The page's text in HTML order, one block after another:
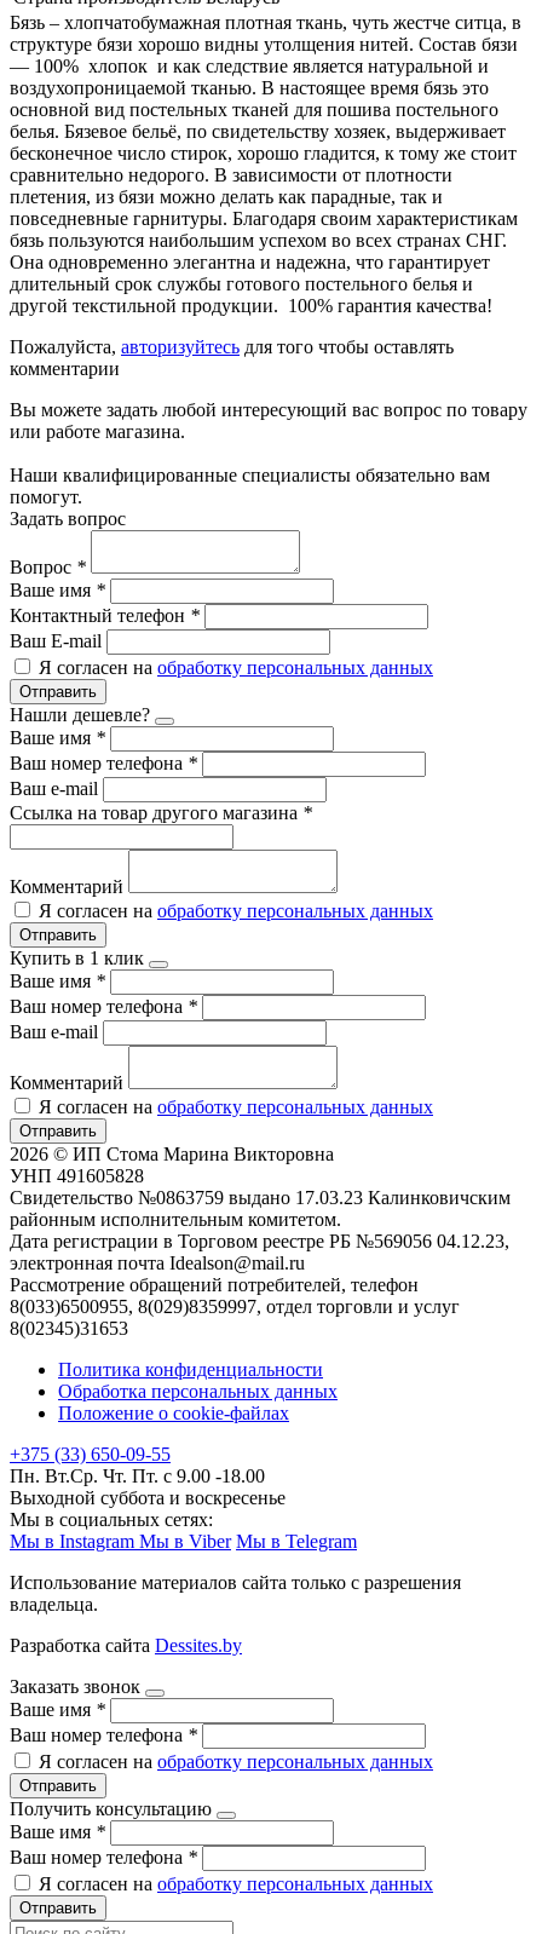
Бязь – хлопчатобумажная плотная ткань, чуть жестче ситца, в
структуре бязи хорошо видны утолщения нитей. Состав бязи
― 100% хлопок и как следствие является натуральной и
воздухопроницаемой тканью. В настоящее время бязь это
основной вид постельных тканей для пошива постельного
белья. Бязевое бельё, по свидетельству хозяек, выдерживает
бесконечное число стирок, хорошо гладится, к тому же стоит
сравнительно недорого. В зависимости от плотности
плетения, из бязи можно делать как парадные, так и
повседневные гарнитуры. Благодаря своим характеристикам
бязь пользуются наибольшим успехом во всех странах СНГ.
Она одновременно элегантна и надежна, что гарантирует
длительный срок службы готового постельного белья и
другой текстильной продукции. 100% гарантия качества!
Пожалуйста, авторизуйтесь для того чтобы оставлять
комментарии
Вы можете задать любой интересующий вас вопрос по товару
или работе магазина.
Наши квалифицированные специалисты обязательно вам
помогут.
Задать вопрос
Вопрос *
Ваше имя *
Контактный телефон *
Ваш E-mail
Я согласен на обработку персональных данных
Отправить
Нашли дешевле?
Ваше имя *
Ваш номер телефона *
Ваш e-mail
Ссылка на товар другого магазина *
Комментарий
Я согласен на обработку персональных данных
Отправить
Купить в 1 клик
Ваше имя *
Ваш номер телефона *
Ваш e-mail
Комментарий
Я согласен на обработку персональных данных
Отправить
2026 © ИП Стома Марина Викторовна
УНП 491605828
Свидетельство №0863759 выдано 17.03.23 Калинковичским
районным исполнительным комитетом.
Дата регистрации в Торговом реестре РБ №569056 04.12.23,
электронная почта Idealson@mail.ru
Рассмотрение обращений потребителей, телефон
8(033)6500955, 8(029)8359997, отдел торговли и услуг
8(02345)31653
Политика конфиденциальности
Обработка персональных данных
Положение о cookie-файлах
+375 (33) 650-09-55
Пн. Вт.Ср. Чт. Пт. с 9.00 -18.00
Выходной суббота и воскресенье
Мы в социальных сетях:
Мы в Instagram Мы в Viber Мы в Telegram
Использование материалов сайта только с разрешения
владельца.
Разработка сайта Dessites.by
Заказать звонок
Ваше имя *
Ваш номер телефона *
Я согласен на обработку персональных данных
Отправить
Получить консультацию
Ваше имя *
Ваш номер телефона *
Я согласен на обработку персональных данных
Отправить